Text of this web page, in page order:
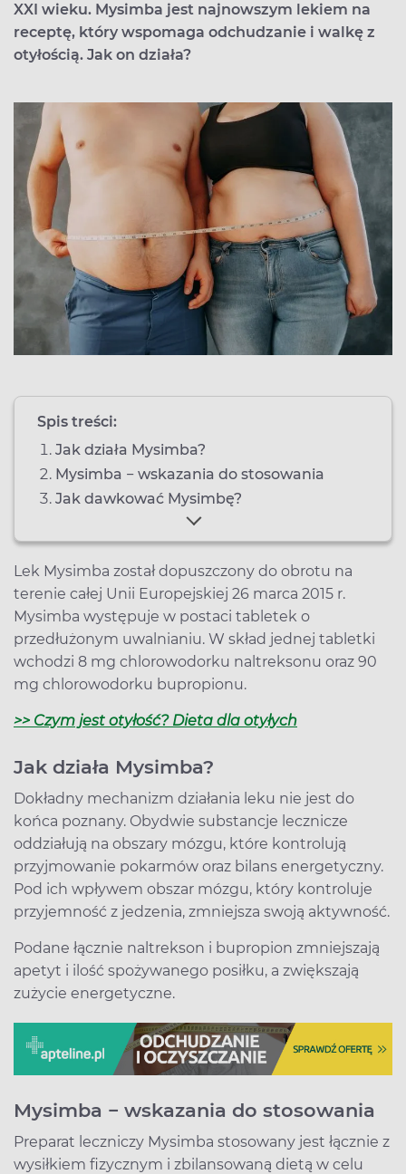
XXI wieku. Mysimba jest najnowszym lekiem na
receptę, który wspomaga odchudzanie i walkę z
otyłością. Jak on działa?
Spis treści:
Jak działa Mysimba?
Mysimba − wskazania do stosowania
Jak dawkować Mysimbę?
Lek Mysimba został dopuszczony do obrotu na
terenie całej Unii Europejskiej 26 marca 2015 r.
Mysimba występuje w postaci tabletek o
przedłużonym uwalnianiu. W skład jednej tabletki
wchodzi 8 mg chlorowodorku naltreksonu oraz 90
mg chlorowodorku bupropionu.
>> Czym jest otyłość? Dieta dla otyłych
Jak działa Mysimba?
Dokładny mechanizm działania leku nie jest do
końca poznany. Obydwie substancje lecznicze
oddziałują na obszary mózgu, które kontrolują
przyjmowanie pokarmów oraz bilans energetyczny.
Pod ich wpływem obszar mózgu, który kontroluje
przyjemność z jedzenia, zmniejsza swoją aktywność.
Podane łącznie naltrekson i bupropion zmniejszają
apetyt i ilość spożywanego posiłku, a zwiększają
zużycie energetyczne.
Mysimba − wskazania do stosowania
Preparat leczniczy Mysimba stosowany jest łącznie z
wysiłkiem fizycznym i zbilansowaną dietą w celu